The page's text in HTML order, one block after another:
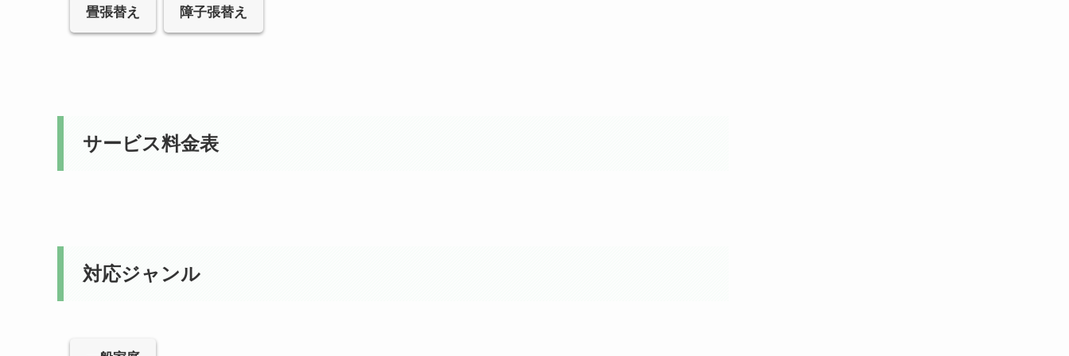
畳張替え 障子張替え
サービス料金表
対応ジャンル